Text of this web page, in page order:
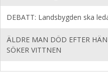
DEBATT: Landsbygden ska
ÄLDRE MAN DÖD EFTER
SÖKER VITTNEN